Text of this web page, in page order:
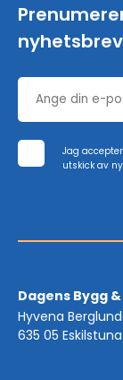
Jag
utskick av
Dagens Bygg
Hyvena
635 05 Eskilstuna